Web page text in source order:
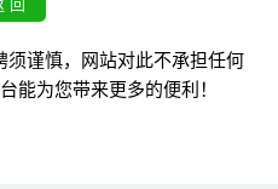
谨慎，网站对此不承担任何
能为您带来更多的便利！